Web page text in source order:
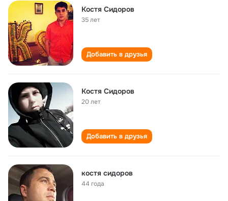
Костя Сидоров
35 лет
Добавить в друзья
Костя Сидоров
20 лет
Добавить в друзья
костя сидоров
44 года